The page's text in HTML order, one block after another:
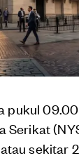
pukul
Serikat
sekitar